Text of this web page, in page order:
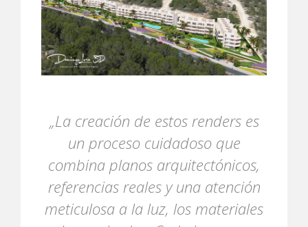
„La creación de estos renders es
un proceso cuidadoso que
combina planos arquitectónicos,
referencias reales y una atención
meticulosa a la luz, los materiales